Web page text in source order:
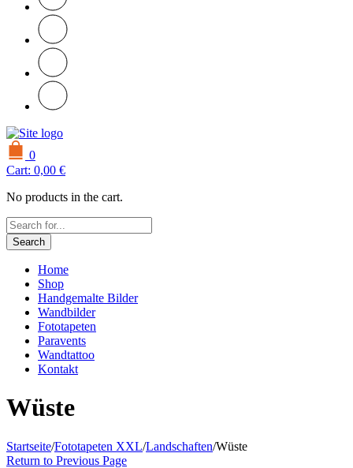
0
Cart: 0,00 €
No products in the cart.
Search
Home
Shop
Handgemalte Bilder
Wandbilder
Fototapeten
Paravents
Wandtattoo
Kontakt
Wüste
Startseite/Fototapeten XXL/Landschaften/Wüste
Return to Previous Page